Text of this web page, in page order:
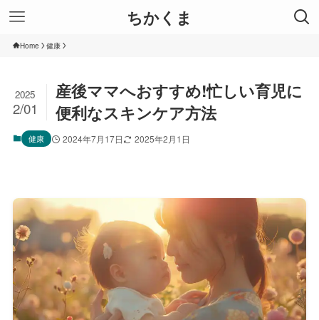
ちかくま
Home 健康
産後ママへおすすめ!忙しい育児に
便利なスキンケア方法
2025
2/01
健康 2024年7月17日 2025年2月1日